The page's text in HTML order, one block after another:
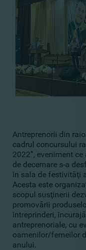
Antreprenorii din
cadrul concursului
2022”, eveniment
de decernare s-a
în sala de festivităţi
Acesta este
scopul susţinerii
promovării
întreprinderi,
antreprenoriale, cu
oamenilor/femeilor
anului.